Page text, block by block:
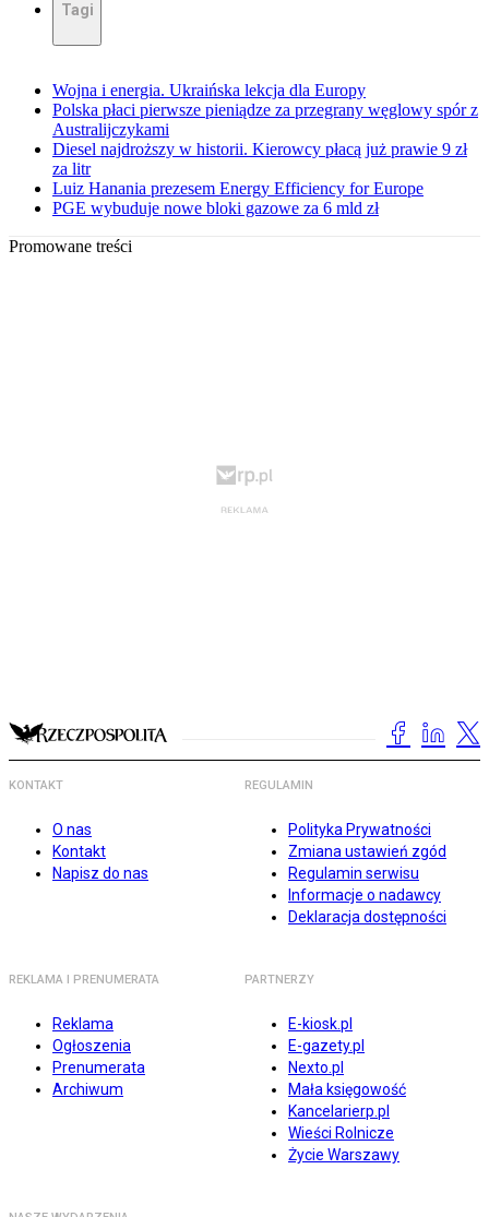
Tagi
Wojna i energia. Ukraińska lekcja dla Europy
Polska płaci pierwsze pieniądze za przegrany węglowy spór z
Australijczykami
Diesel najdroższy w historii. Kierowcy płacą już prawie 9 zł
za litr
Luiz Hanania prezesem Energy Efficiency for Europe
PGE wybuduje nowe bloki gazowe za 6 mld zł
Promowane treści
KONTAKT
O nas
Kontakt
Napisz do nas
REGULAMIN
Polityka Prywatności
Zmiana ustawień zgód
Regulamin serwisu
Informacje o nadawcy
Deklaracja dostępności
REKLAMA I PRENUMERATA
Reklama
Ogłoszenia
Prenumerata
Archiwum
PARTNERZY
E-kiosk.pl
E-gazety.pl
Nexto.pl
Mała księgowość
Kancelarierp.pl
Wieści Rolnicze
Życie Warszawy